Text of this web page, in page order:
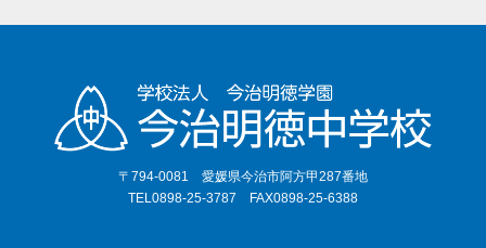
〒794-0081 愛媛県今治市阿方甲287番地
TEL0898-25-3787 FAX0898-25-6388